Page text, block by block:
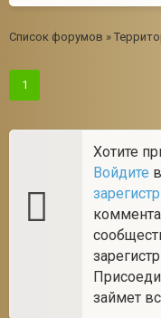
Список форумов »
1
Хотите
Войдите
займет